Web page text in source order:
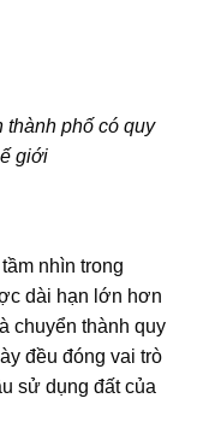
thành phố có quy
giới
nhìn trong
dài hạn lớn hơn
chuyển thành quy
đều đóng vai trò
sử dụng đất của